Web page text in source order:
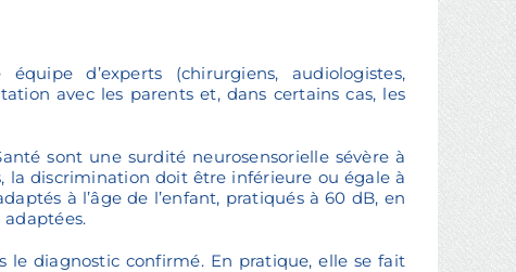
d’experts (chirurgiens, audiologistes,
avec les parents et, dans certains cas, les
sont une surdité neurosensorielle sévère à
la discrimination doit être inférieure ou égale à
à l’âge de l’enfant, pratiqués à 60 dB, en
le diagnostic confirmé. En pratique, elle se fait